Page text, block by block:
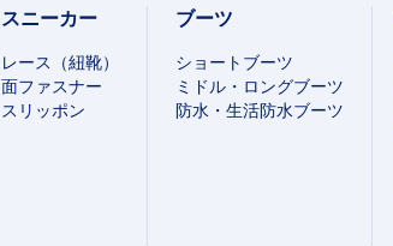
スニーカー
レース（紐靴）
面ファスナー
スリッポン
ブーツ
ショートブーツ
ミドル・ロングブーツ
防水・生活防水ブーツ